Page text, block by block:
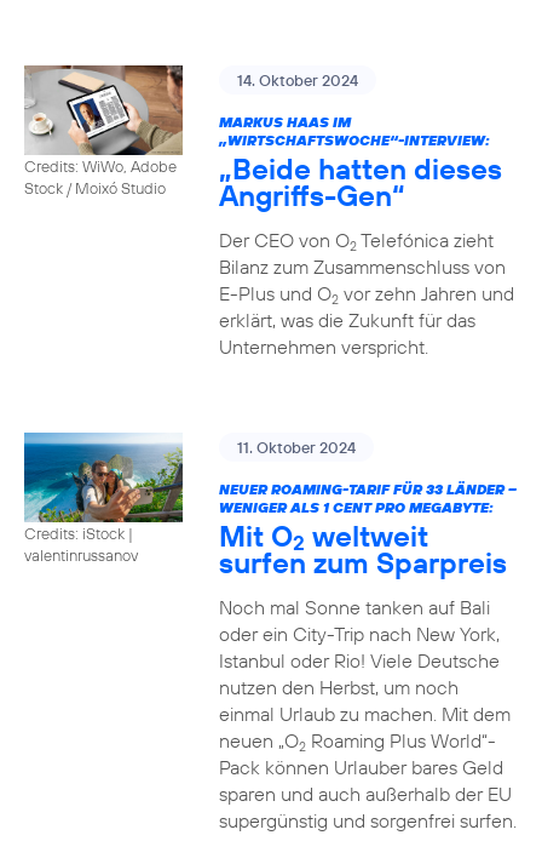
Credits: WiWo, Adobe
Stock / Moixó Studio
14. Oktober 2024
MARKUS HAAS IM
„WIRTSCHAFTSWOCHE“-INTERVIEW:
„Beide hatten dieses
Angriffs-Gen“
Der CEO von O2Telefónica zieht
Bilanz zum Zusammenschluss von
E-Plus und O2vor zehn Jahren und
erklärt, was die Zukunft für das
Unternehmen verspricht.
Credits: iStock |
valentinrussanov
11. Oktober 2024
NEUER ROAMING-TARIF FÜR 33 LÄNDER –
WENIGER ALS 1 CENT PRO MEGABYTE:
Mit O2 weltweit
surfen zum Sparpreis
Noch mal Sonne tanken auf Bali
oder ein City-Trip nach New York,
Istanbul oder Rio! Viele Deutsche
nutzen den Herbst, um noch
einmal Urlaub zu machen. Mit dem
neuen „O2Roaming Plus World“-
Pack können Urlauber bares Geld
sparen und auch außerhalb der EU
supergünstig und sorgenfrei surfen.